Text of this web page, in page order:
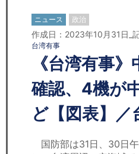
日本人にPR
コンサルティング
リサーチ
セミナー
ニュース 政治
作成日：2023年10月31日_
台湾有事
《台湾有事
確認、4機が
ど【図表】／
国防部は31日、30日